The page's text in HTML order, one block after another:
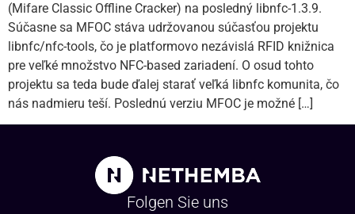
(Mifare Classic Offline Cracker) na posledný libnfc-1.3.9.
Súčasne sa MFOC stáva udržovanou súčasťou projektu
libnfc/nfc-tools, čo je platformovo nezávislá RFID knižnica
pre veľké množstvo NFC-based zariadení. O osud tohto
projektu sa teda bude ďalej starať veľká libnfc komunita, čo
nás nadmieru teší. Poslednú verziu MFOC je možné […]
Folgen Sie uns